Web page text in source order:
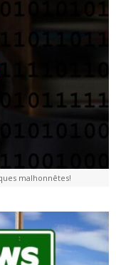
malhonnêtes!